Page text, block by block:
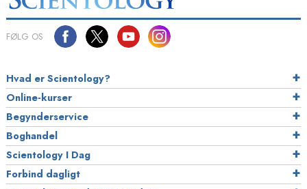
FØLG OS
Hvad er Scientology?
Online-kurser
Begynderservice
Boghandel
Scientology I Dag
Forbind dagligt